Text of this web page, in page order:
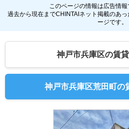
通勤
物件特
不動
TOP
このページの情報は広告情報
過去から現在までCHINTAIネット掲載のあ
ージです。
神戸市兵庫区の賃
神戸市兵庫区荒田町の